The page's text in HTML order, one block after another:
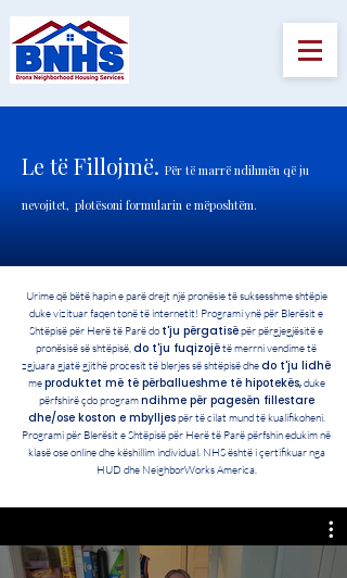
Le të Fillojmë. Për të marrë ndihmën që ju
nevojitet, plotësoni formularin e mëposhtëm.
Urime që bëtë hapin e parë drejt një pronësie të suksesshme shtëpie
duke vizituar faqen tonë të internetit! Programi ynë për Blerësit e
Shtëpisë për Herë të Parë do t'ju përgatisëpër përgjegjësitë e
pronësisë së shtëpisë,do t'ju fuqizojëtë merrni vendime të
zgjuara gjatë gjithë procesit të blerjes së shtëpisë dhedo t'ju lidhë
meproduktet më të përballueshme të hipotekës,duke
përfshirë çdo programndihme për pagesën fillestare
dhe/ose koston e mbylljespër të cilat mund të kualifikoheni.
Programi për Blerësit e Shtëpisë për Herë të Parë përfshin edukim në
klasë ose online dhe këshillim individual. NHS është i çertifikuar nga
HUD dhe NeighborWorks America.